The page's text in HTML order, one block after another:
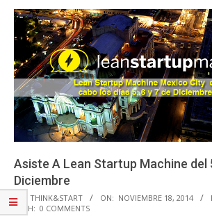
Asiste A Lean Startup Machine del
Diciembre
2014-
11-
BY: THINK&START ON: NOVIEMBRE 18, 2014
WITH: 0 COMMENTS